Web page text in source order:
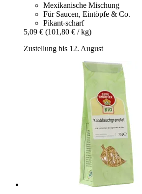
Mexikanische Mischung
Für Saucen, Eintöpfe & Co.
Pikant-scharf
5,09 € (101,80 € / kg)
Zustellung bis 12. August